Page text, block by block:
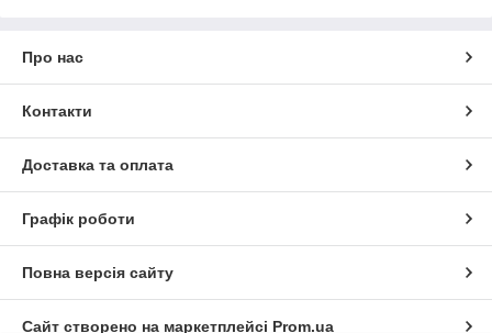
Про нас
Контакти
Доставка та оплата
Графік роботи
Повна версія сайту
Сайт створено на маркетплейсі Prom.ua